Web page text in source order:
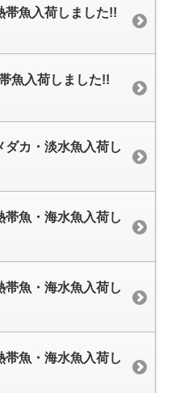
帯魚入荷しました!!
魚入荷しました!!
ダカ・淡水魚入荷し
帯魚・海水魚入荷し
帯魚・海水魚入荷し
帯魚・海水魚入荷し